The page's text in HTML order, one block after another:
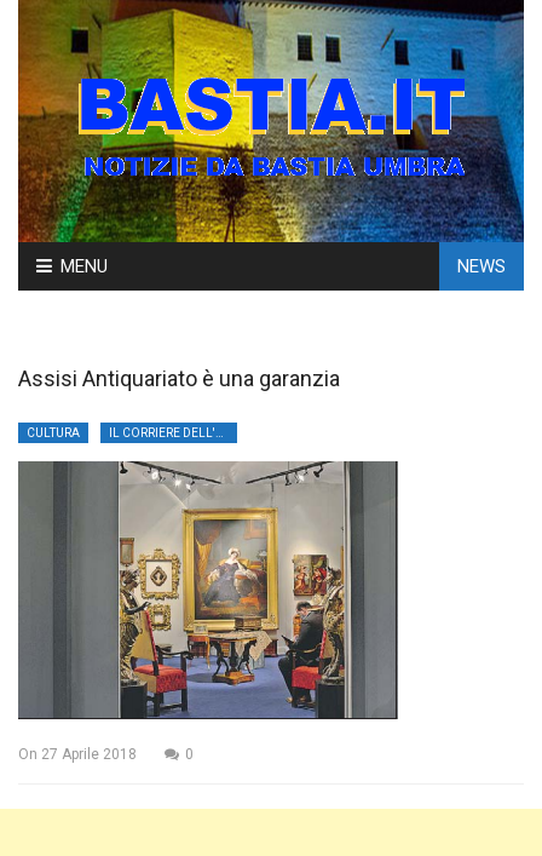
Skip
to
MENU NEWS
Assisi Antiquariato è una garanzia
CULTURA
On 27 Aprile 2018 0